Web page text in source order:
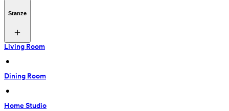
Stanze
Living Room
•
Dining Room
•
Home Studio